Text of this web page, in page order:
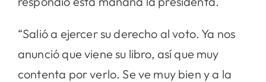
“Salió a ejercer su derecho al voto. Ya nos
anunció que viene su libro, así que muy
contenta por verlo. Se ve muy bien y a la